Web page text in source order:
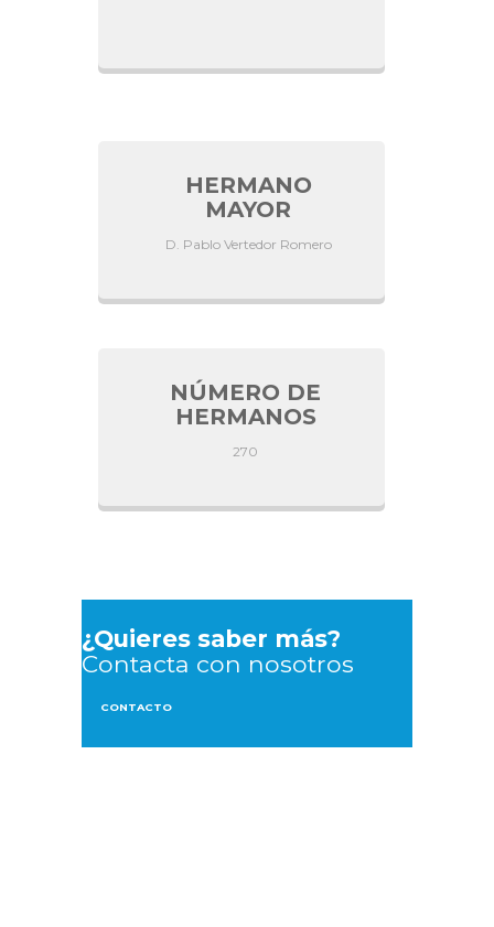
HERMANO
MAYOR
D. Pablo Vertedor Romero
NÚMERO DE
HERMANOS
270
¿Quieres saber más?
Contacta con nosotros
CONTACTO